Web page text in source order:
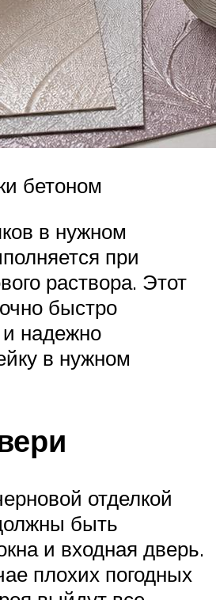
бетоном
в нужном
при
раствора. Этот
быстро
и надежно
в нужном
отделкой
быть
и входная дверь.
плохих погодных